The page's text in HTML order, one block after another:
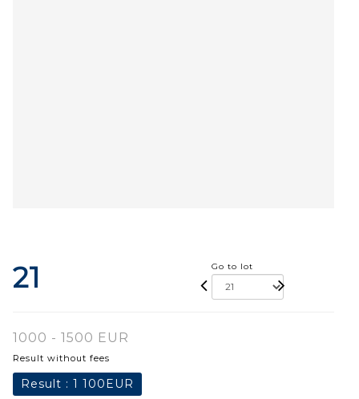
21 Go to lot
1000 - 1500 EUR
Result without fees
Result : 1 100EUR